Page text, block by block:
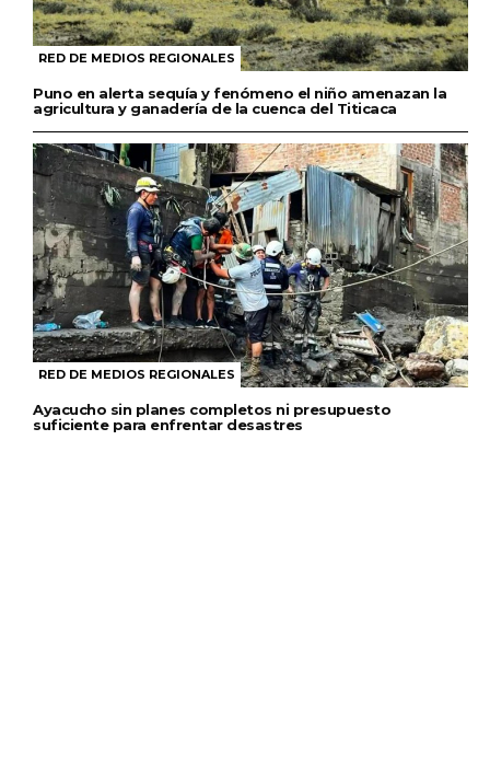
RED DE MEDIOS REGIONALES
Puno en alerta sequía y fenómeno el niño amenazan la
agricultura y ganadería de la cuenca del Titicaca
RED DE MEDIOS REGIONALES
Ayacucho sin planes completos ni presupuesto
suficiente para enfrentar desastres